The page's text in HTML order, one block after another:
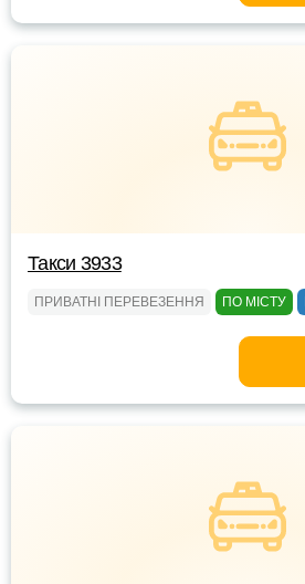
Такси 3933
ПРИВАТНІ ПЕРЕВЕЗЕННЯ ПО МІСТУ